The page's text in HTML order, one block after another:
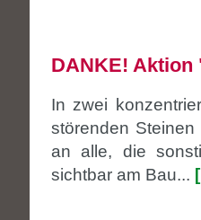
DANKE!
In zwei
störenden
an alle, die
sichtbar am Bau...